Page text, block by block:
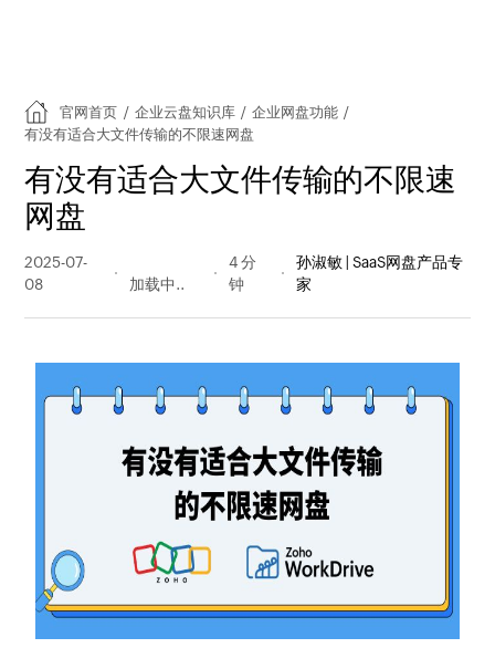
官网首页 / 企业云盘知识库 / 企业网盘功能 /
有没有适合大文件传输的不限速网盘
有没有适合大文件传输的不限速
网盘
2025-07-
08
量
4 分
钟
孙淑敏 | SaaS网盘产品专
家